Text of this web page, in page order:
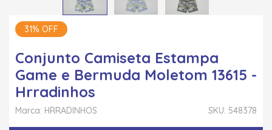
31% OFF
Conjunto Camiseta Estampa
Game e Bermuda Moletom 13615 -
Hrradinhos
SKU: 548378
Marca: HRRADINHOS